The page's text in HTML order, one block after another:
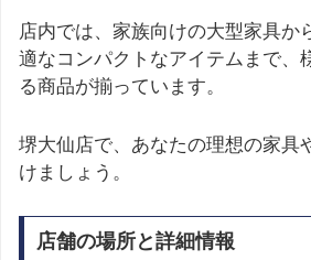
店内では、家族向けの大型家具か
適なコンパクトなアイテムまで、
る商品が揃っています。
堺大仙店で、あなたの理想の家具
けましょう。
店舗の場所と詳細情報